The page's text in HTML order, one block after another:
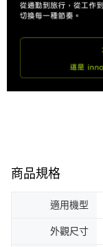
商品規格
適用機型
外觀尺寸